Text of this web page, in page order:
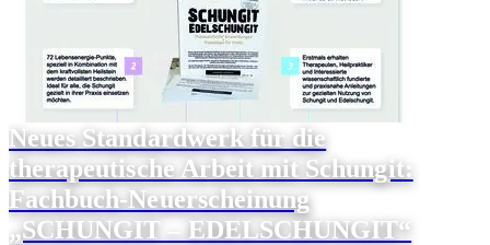
Neues Standardwerk für die
therapeutische Arbeit mit Schungit:
Fachbuch-Neuerscheinung
„SCHUNGIT – EDELSCHUNGIT“